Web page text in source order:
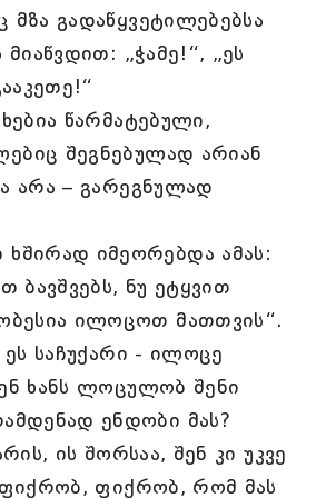
გადაწყვეტილებებსა
„ჭამე!“, „ეს
წარმატებული,
შეგნებულად არიან
არა – გარეგნულად
იმეორებდა ამას:
ბავშვებს, ნუ ეტყვით
ილოცოთ მათთვის“.
ეს საჩუქარი - ილოცე
ხანს ლოცულობ შენი
ენდობი მას?
ის შორსაა, შენ კი უკვე
ფიქრობ, ფიქრობ, რომ მას